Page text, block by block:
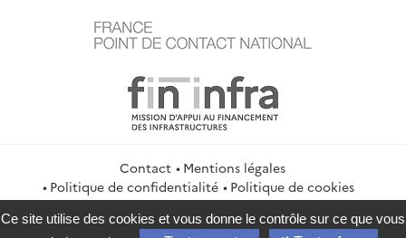
Contact
Mentions légales
Politique de confidentialité
Politique de cookies
Gestion des cookies
Flux RSS
Ce site utilise des cookies et vous donne le contrôle sur ce que vous